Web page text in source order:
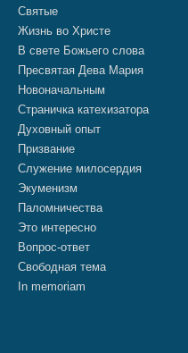
Святые
Жизнь во Христе
В свете Божьего слова
Пресвятая Дева Мария
Новоначальным
Страничка катехизатора
Духовный опыт
Призвание
Служение милосердия
Экуменизм
Паломничества
Это интересно
Вопрос-ответ
Свободная тема
In memoriam